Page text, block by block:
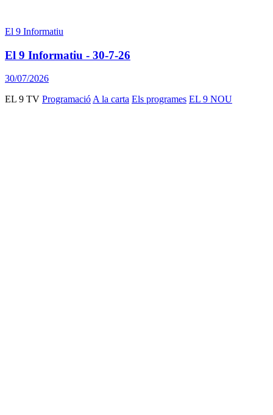
El 9 Informatiu
El 9 Informatiu - 30-7-26
30/07/2026
EL 9 TV Programació A la carta Els programes EL 9 NOU